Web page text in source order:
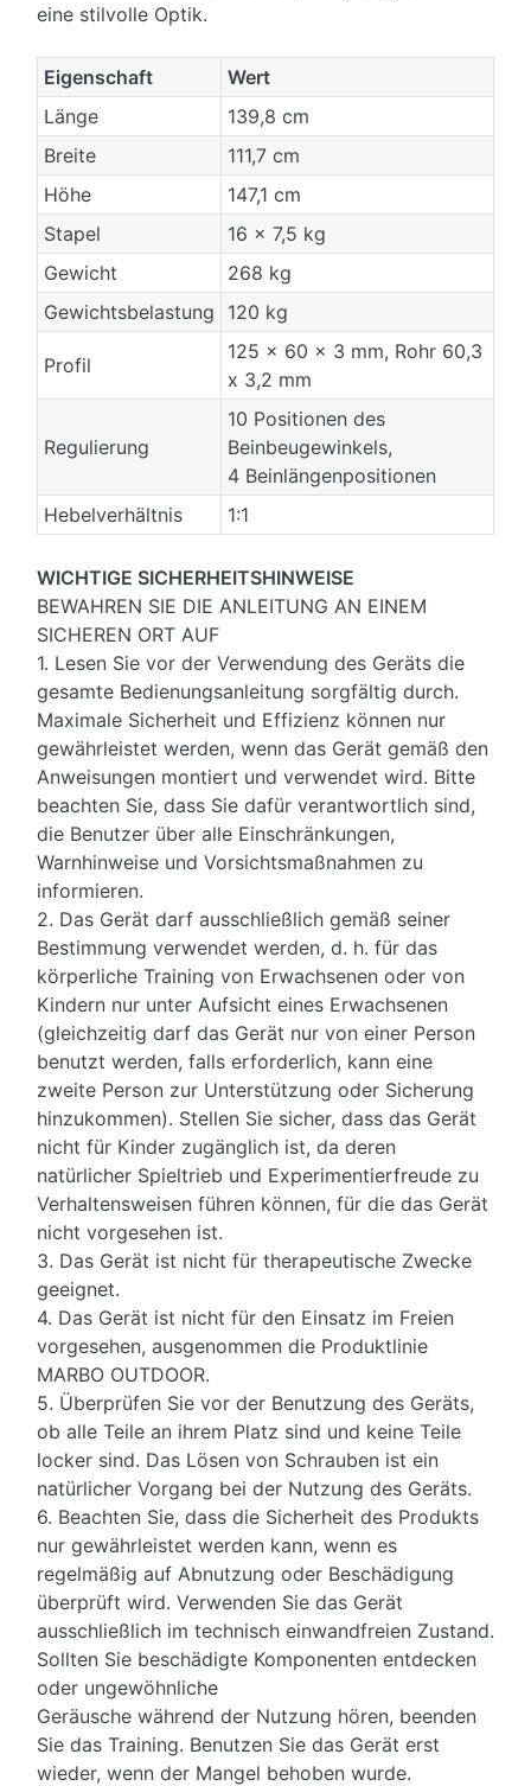
eine stilvolle Optik.
Eigenschaft
Wert
Länge
139,8 cm
Breite
111,7 cm
Höhe
147,1 cm
Stapel
16 x 7,5 kg
Gewicht
268 kg
Gewichtsbelastung
120 kg
Profil
125 x 60 x 3 mm, Rohr 60,3
x 3,2 mm
Regulierung
10 Positionen des
Beinbeugewinkels,
4 Beinlängenpositionen
Hebelverhältnis
1:1
WICHTIGE SICHERHEITSHINWEISE
BEWAHREN SIE DIE ANLEITUNG AN EINEM
SICHEREN ORT AUF
1. Lesen Sie vor der Verwendung des Geräts die
gesamte Bedienungsanleitung sorgfältig durch.
Maximale Sicherheit und Effizienz können nur
gewährleistet werden, wenn das Gerät gemäß den
Anweisungen montiert und verwendet wird. Bitte
beachten Sie, dass Sie dafür verantwortlich sind,
die Benutzer über alle Einschränkungen,
Warnhinweise und Vorsichtsmaßnahmen zu
informieren.
2. Das Gerät darf ausschließlich gemäß seiner
Bestimmung verwendet werden, d. h. für das
körperliche Training von Erwachsenen oder von
Kindern nur unter Aufsicht eines Erwachsenen
(gleichzeitig darf das Gerät nur von einer Person
benutzt werden, falls erforderlich, kann eine
zweite Person zur Unterstützung oder Sicherung
hinzukommen). Stellen Sie sicher, dass das Gerät
nicht für Kinder zugänglich ist, da deren
natürlicher Spieltrieb und Experimentierfreude zu
Verhaltensweisen führen können, für die das Gerät
nicht vorgesehen ist.
3. Das Gerät ist nicht für therapeutische Zwecke
geeignet.
4. Das Gerät ist nicht für den Einsatz im Freien
vorgesehen, ausgenommen die Produktlinie
MARBO OUTDOOR.
5. Überprüfen Sie vor der Benutzung des Geräts,
ob alle Teile an ihrem Platz sind und keine Teile
locker sind. Das Lösen von Schrauben ist ein
natürlicher Vorgang bei der Nutzung des Geräts.
6. Beachten Sie, dass die Sicherheit des Produkts
nur gewährleistet werden kann, wenn es
regelmäßig auf Abnutzung oder Beschädigung
überprüft wird. Verwenden Sie das Gerät
ausschließlich im technisch einwandfreien Zustand.
Sollten Sie beschädigte Komponenten entdecken
oder ungewöhnliche
Geräusche während der Nutzung hören, beenden
Sie das Training. Benutzen Sie das Gerät erst
wieder, wenn der Mangel behoben wurde.